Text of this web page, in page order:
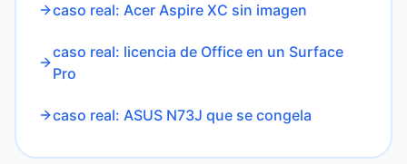
caso real: Acer Aspire XC sin imagen
caso real: licencia de Office en un Surface
Pro
caso real: ASUS N73J que se congela